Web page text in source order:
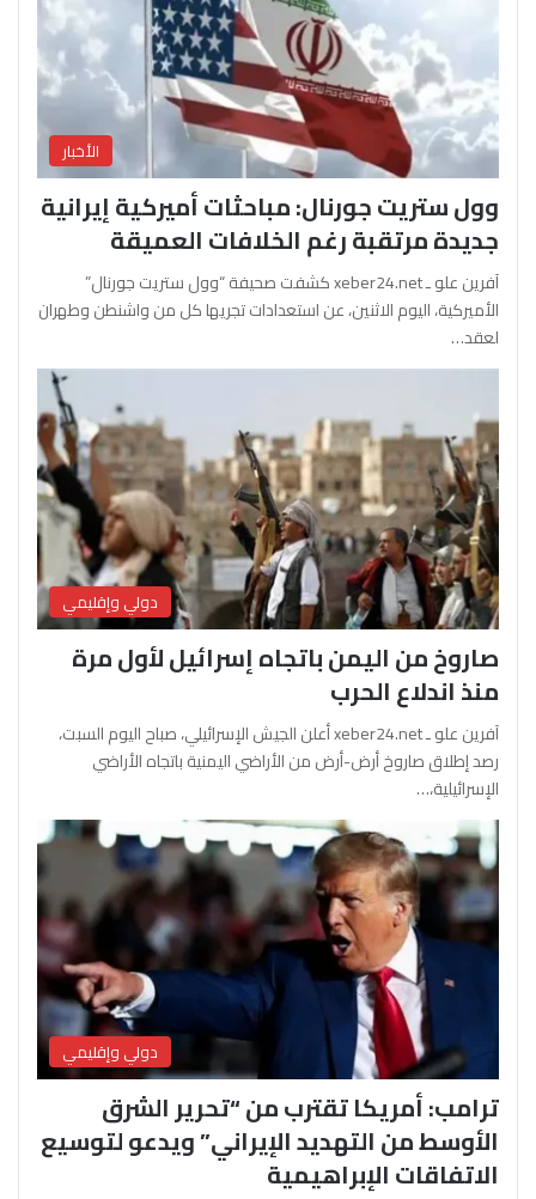
الأخبار
وول ستريت جورنال: مباحثات أميركية إيرانية
جديدة مرتقبة رغم الخلافات العميقة
آفرين علو ـ xeber24.net كشفت صحيفة “وول ستريت جورنال”
الأميركية، اليوم الاثنين، عن استعدادات تجريها كل من واشنطن وطهران
لعقد…
دولي وإقليمي
صاروخ من اليمن باتجاه إسرائيل لأول مرة
منذ اندلاع الحرب
آفرين علو ـ xeber24.net أعلن الجيش الإسرائيلي، صباح اليوم السبت،
رصد إطلاق صاروخ أرض-أرض من الأراضي اليمنية باتجاه الأراضي
الإسرائيلية،…
دولي وإقليمي
ترامب: أمريكا تقترب من “تحرير الشرق
الأوسط من التهديد الإيراني” ويدعو لتوسيع
الاتفاقات الإبراهيمية